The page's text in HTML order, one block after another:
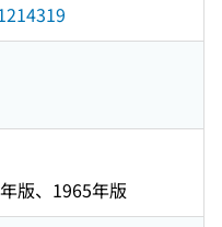
版、1965年版